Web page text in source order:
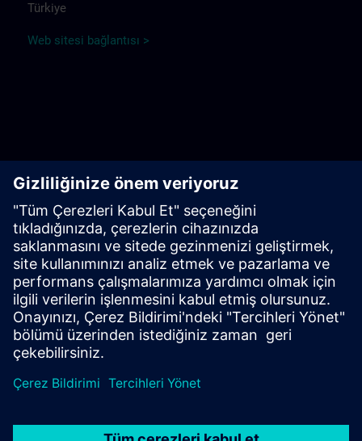
Türkiye
Web sitesi bağlantısı >